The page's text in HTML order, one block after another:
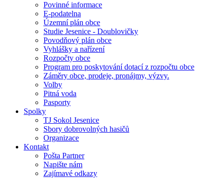
Povinné informace
E-podatelna
Územní plán obce
Studie Jesenice - Doublovičky
Povodňový plán obce
Vyhlášky a nařízení
Rozpočty obce
Program pro poskytování dotací z rozpočtu obce
Záměry obce, prodeje, pronájmy, výzvy.
Volby
Pitná voda
Pasporty
Spolky
TJ Sokol Jesenice
Sbory dobrovolných hasičů
Organizace
Kontakt
Pošta Partner
Napište nám
Zajímavé odkazy